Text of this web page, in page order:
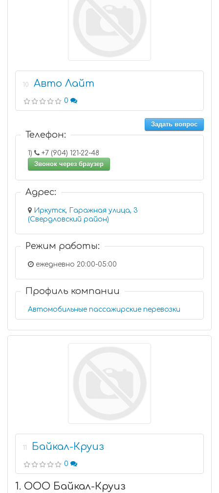
10 Авто Лайт
0
Задать вопрос
Телефон:
1)
+7 (904) 121-22-48
Звонок через браузер
Адрес:
Иркутск, Гаражная улица, 3
(Свердловский район)
Режим работы:
ежедневно 20:00-05:00
Профиль компании
Автомобильные пассажирские перевозки
11 Байкал-Круиз
0
1. ООО Байкал-Круиз